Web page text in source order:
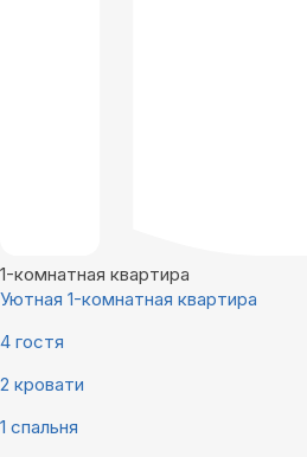
1-комнатная квартира
Уютная 1-комнатная квартира
4 гостя
2 кровати
1 спальня